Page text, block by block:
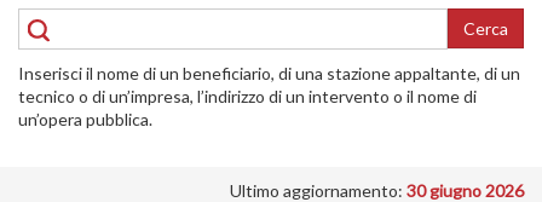
DELLE
ABITAZIONI
RICOSTRUZIONE
ATTIVITÀ
Cerca
Inserisci il nome di un beneficiario, di una stazione appaltante, di un
tecnico o di un’impresa, l’indirizzo di un intervento o il nome di
un’opera pubblica.
Ultimo aggiornamento: 30 giugno 2026